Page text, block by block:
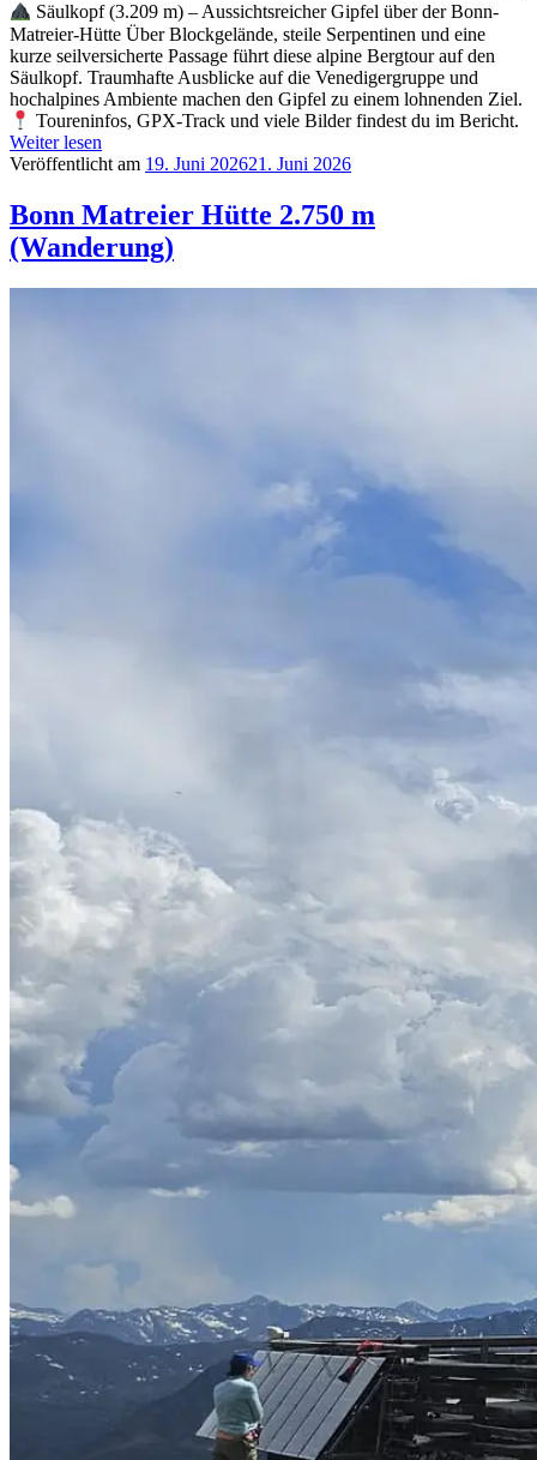
Säulkopf (3.209 m) – Aussichtsreicher Gipfel über der Bonn-
Matreier-Hütte Über Blockgelände, steile Serpentinen und eine
kurze seilversicherte Passage führt diese alpine Bergtour auf den
Säulkopf. Traumhafte Ausblicke auf die Venedigergruppe und
hochalpines Ambiente machen den Gipfel zu einem lohnenden Ziel.
Toureninfos, GPX-Track und viele Bilder findest du im Bericht.
Weiter lesen
Veröffentlicht am 19. Juni 202621. Juni 2026
Bonn Matreier Hütte 2.750 m
(Wanderung)